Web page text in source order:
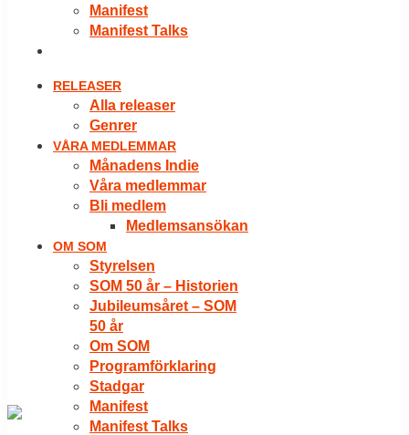
Manifest
Manifest Talks
RELEASER
Alla releaser
Genrer
VÅRA MEDLEMMAR
Månadens Indie
Våra medlemmar
Bli medlem
Medlemsansökan
OM SOM
Styrelsen
SOM 50 år – Historien
Jubileumsåret – SOM
50 år
Om SOM
Programförklaring
Stadgar
Manifest
Manifest Talks